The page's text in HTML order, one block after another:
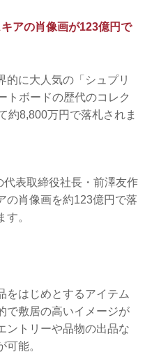
アの肖像画が123億円で
的に大人気の「シュプリ
トボードの歴代のコレク
約8,800万円で落札されま
代表取締役社長・前澤友作
の肖像画を約123億円で落
。
をはじめとするアイテム
で敷居の高いイメージが
ントリーや品物の出品な
能。